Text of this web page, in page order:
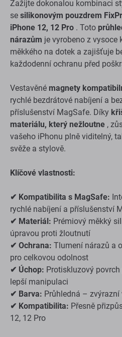
Zažijte dokonalou kombinaci
se silikonovým pouzdrem
iPhone 12, 12 Pro . Toto
nárazům je vyrobeno z
měkkého na dotek a zajišťuje
každodenní ochranu před
Vestavěné magnety
rychlé bezdrátové nabíjení a
příslušenství MagSafe. Díky
materiálu, který nežloutne ,
vašeho iPhonu plně viditelný,
svěže a stylově.
Klíčové vlastnosti:
✔ Kompatibilita s MagSafe:
rychlé nabíjení a příslušenství
✔ Materiál: Prémiový měkký
úpravou proti žloutnutí
✔ Ochrana: Tlumení nárazů a
pro celkovou odolnost
✔ Úchop: Protiskluzový
lepší manipulaci
✔ Barva: Průhledná –
✔ Kompatibilita: Přesně
12, 12 Pro